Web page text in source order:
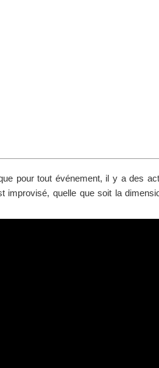
pour tout événement, il y a des
improvisé, quelle que soit la